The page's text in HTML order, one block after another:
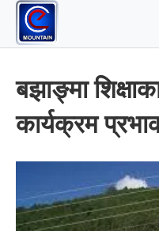
बझाङ्मा
कार्यक्रम